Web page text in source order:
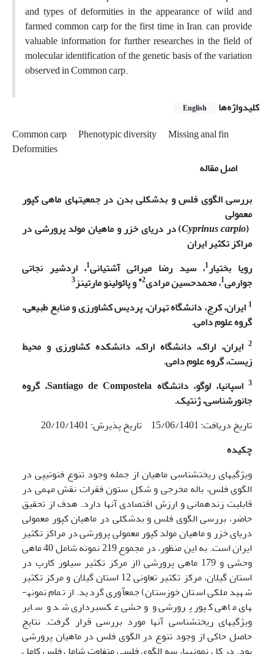
and types of deformities in the appearance of wild and
farmed common carp for the first time in Iran, can provide
valuable information for further researches in the field of
molecular identification of the genetic basis of the variation
observed in Common carp.
کلیدواژه‌ها
English
Common carp Phenotypic diversity
Missing anal fin
Deformities
اصل مقاله
بررسی الگوی فلس و بدشکلیبدن در جمعیت­های ماهی کپور
معمولی
(
Cyprinus carpio) در دریای خزر و ماهیان مولد پرورشی در
مراکز تکثیر ایران
رویا بختیار1، سید رضا میرائی آشتیانی1، اردشیر نجاتی
جوارمی1، محمدحسین مرادی2* و پائولینو مارتینز3
1 ایران، کرج، دانشگاه تهران، پردیس کشاورزی و منابع طبیعی،
گروه علوم دامی.
2 ایران، اراک، دانشگاه اراک، دانشکده کشاورزی و محیط
زیست، گروه علوم دامی.
3اسپانیا، لوگو، دانشگاه Santiago de Compostela، گروه
جانورشناسی، ژنتیک.
تاریخ دریافت: 15/06/1401 تاریخ پذیرش: 20/10/1401
چکیده
ویژگی­های ریخت­شناسی ماهیان از جمله وجود تنوع فنوتیپی در
الگوی فلس، باله مخرجی و شکل ستون فقرات نقش مهمی در
قابلیت زنده­مانی و ارزش اقتصادی آنها دارد. هدف از تحقیق
حاضر، بررسی الگوی فلس و بدشکلی در ماهیان کپور معمولی
دریای خزر و ماهیان مولد کپور معمولی پرورشی در مراکز تکثیر
ایران است.
به این منظور، در مجموع 219 نمونه شامل 40 ماهی
وحشی و 179 ماهی پرورشی (از مرکز تکثیر سیلور کارپ در
استان گیلان، مرکز تکثیر تعاونی 12 استان گیلان و مرکز تکثیر
شهید ملکی استان خوزستان) جمع­آوری گردید. از تمام نمونه­
های ماهی کپور پرورشی و وحشی عکس­برداری شد و سایر
ویژگی­های ریخت­شناسی آنها مورد بررسی قرار گرفت. نتایج
حاصل حاکی از وجود تنوع در الگوی فلس در ماهیان پرورشی